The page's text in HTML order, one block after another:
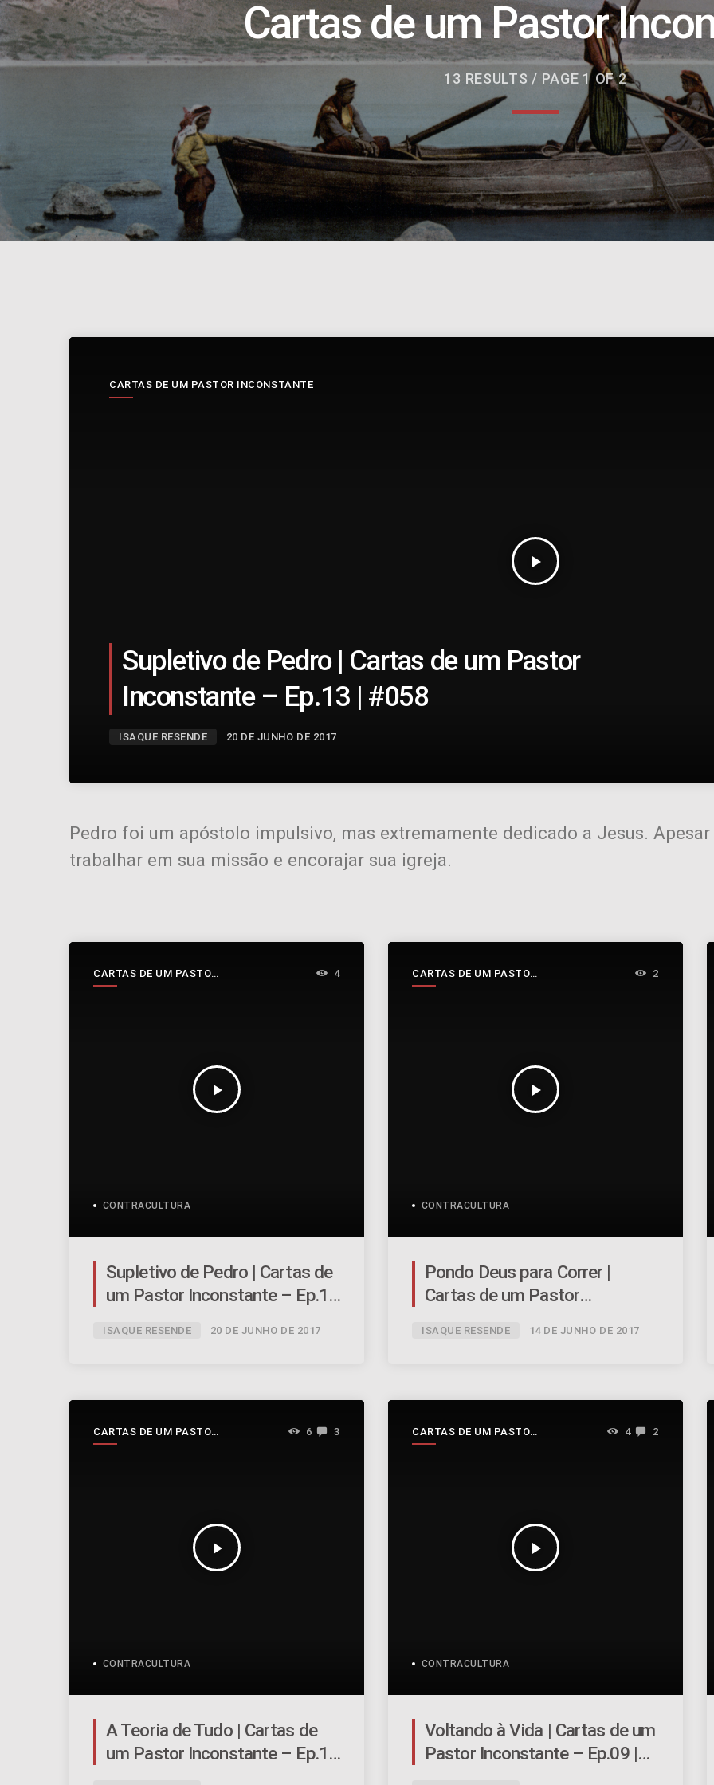
Cartas de um Pastor
13 RESULTS / PAGE 1 OF 2
CARTAS DE UM PASTOR INCONSTANTE
play_arrow
Supletivo de Pedro | Cartas de um Pastor
Inconstante – Ep.13 | #058
ISAQUE RESENDE 20 DE JUNHO DE 2017
Pedro foi um apóstolo impulsivo, mas extremamente dedicado a Jesus.
trabalhar em sua missão e encorajar sua igreja.
CARTAS DE UM PASTOR
INCONSTANTE
play_arrow
4
CONTRACULTURA
Supletivo de Pedro | Cartas de
um Pastor Inconstante – Ep.13
ISAQUE RESENDE 20 DE JUNHO DE 2017
CARTAS DE UM PASTOR
INCONSTANTE
play_arrow
2
CONTRACULTURA
Pondo Deus para Correr |
Cartas de um Pastor
ISAQUE RESENDE 14 DE JUNHO DE 2017
CARTAS DE UM PASTOR
INCONSTANTE
play_arrow
6 3
CONTRACULTURA
A Teoria de Tudo | Cartas de
um Pastor Inconstante – Ep.10
CARTAS DE UM PASTOR
INCONSTANTE
play_arrow
4 2
CONTRACULTURA
Voltando à Vida | Cartas de um
Pastor Inconstante – Ep.09 |